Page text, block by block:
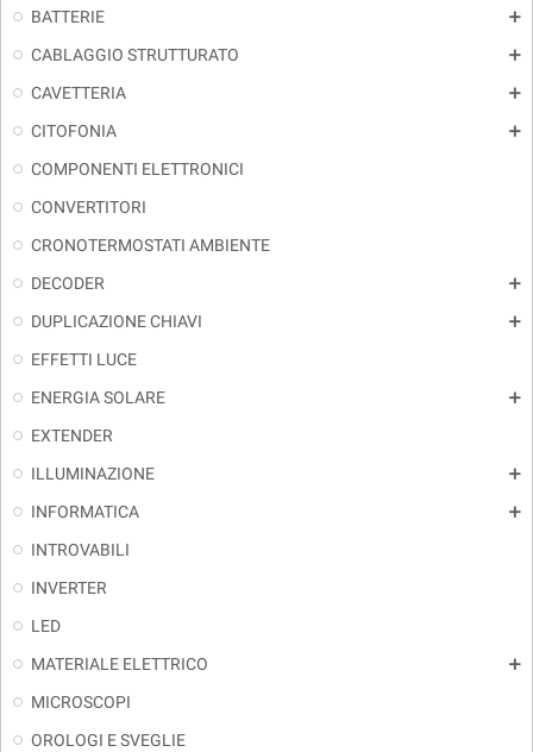
BATTERIE add
CABLAGGIO STRUTTURATO add
CAVETTERIA add
CITOFONIA add
COMPONENTI ELETTRONICI
CONVERTITORI
CRONOTERMOSTATI AMBIENTE
DECODER
add
DUPLICAZIONE CHIAVI add
EFFETTI LUCE
ENERGIA SOLARE
add
EXTENDER
ILLUMINAZIONE
add
INFORMATICA add
INTROVABILI
INVERTER
LED
MATERIALE ELETTRICO
add
MICROSCOPI
OROLOGI E SVEGLIE